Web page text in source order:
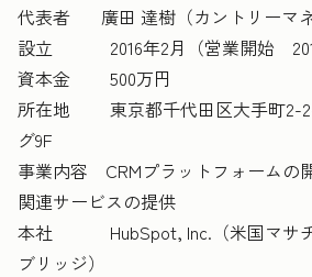
代表者 廣田 達樹（カントリーマネ
設立 2016年2月（営業開始 2016
資本金 500万円
所在地 東京都千代田区大手町2-2-
グ9F
事業内容 CRMプラットフォームの
関連サービスの提供
本社 HubSpot, Inc.（米国マサチ
ブリッジ）